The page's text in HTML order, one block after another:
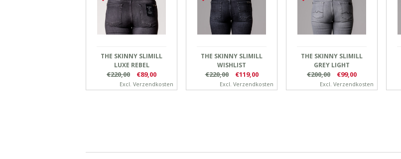
THE SKINNY SLIMILL
LUXE REBEL
€220,00 €89,00
Excl. Verzendkosten
THE SKINNY SLIMILL
WISHLIST
€220,00 €119,00
Excl. Verzendkosten
THE SKINNY SLIMILL
GREY LIGHT
€200,00 €99,00
Excl. Verzendkosten